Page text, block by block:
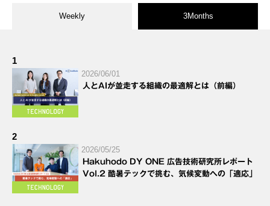
Weekly 3Months
1
2026/06/01
人とAIが並走する組織の最適解とは（前編）
2
2026/05/25
Hakuhodo DY ONE 広告技術研究所レポート
Vol.2 酷暑テックで挑む、気候変動への「適応」